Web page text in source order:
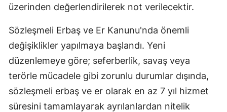
üzerinden değerlendirilerek not verilecektir.
Sözleşmeli Erbaş ve Er Kanunu'nda önemli
değişiklikler yapılmaya başlandı. Yeni
düzenlemeye göre; seferberlik, savaş veya
terörle mücadele gibi zorunlu durumlar dışında,
sözleşmeli erbaş ve er olarak en az 7 yıl hizmet
süresini tamamlayarak ayrılanlardan nitelik